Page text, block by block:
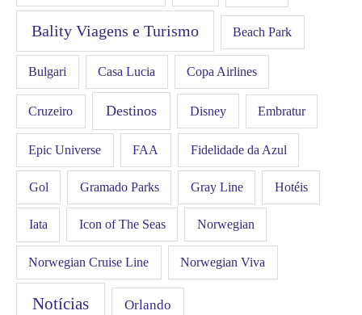
Bality Viagens e Turismo Beach Park
Bulgari Casa Lucia Copa Airlines
Cruzeiro Destinos Disney Embratur
Epic Universe FAA Fidelidade da Azul
Gol Gramado Parks Gray Line Hotéis
Iata Icon of The Seas Norwegian
Norwegian Cruise Line Norwegian Viva
Notícias Orlando